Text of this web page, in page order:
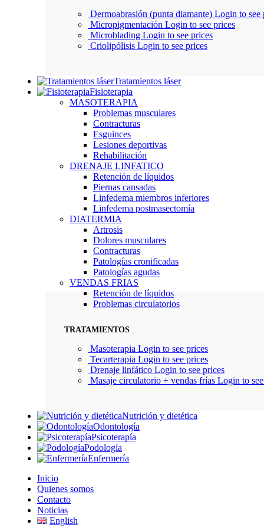
Dermoabrasión (punta diamante) Login to see
Micropigmentación Login to see prices
Microblading Login to see prices
Criolipólisis Login to see prices
Tratamientos láser
Fisioterapia
MASOTERAPIA
Problemas musculares
Contracturas
Esguinces
Lesiones deportivas
Rehabilitación
DRENAJE LINFATICO
Retención de líquidos
Piernas cansadas
Linfedema miembros inferiores
Linfedema postmasectomía
DIATERMIA
Artrosis
Dolores musculares
Contracturas
Patologías cronificadas
Patologías agudas
VENDAS FRIAS
Retención de líquidos
Problemas circulatorios
TRATAMIENTOS
Masoterapia Login to see prices
Tecarterapia Login to see prices
Drenaje linfático Login to see prices
Masaje circulatorio + vendas frías Login to
Nutrición y dietética
Odontología
Psicoterapía
Podología
Enfermería
Inicio
Quienes somos
Contacto
Noticias
English